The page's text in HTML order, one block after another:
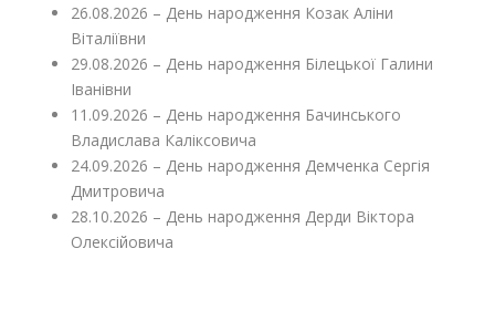
26.08.2026 – День народження Козак Аліни
Віталіївни
29.08.2026 – День народження Білецької Галини
Іванівни
11.09.2026 – День народження Бачинського
Владислава Каліксовича
24.09.2026 – День народження Демченка Сергія
Дмитровича
28.10.2026 – День народження Дерди Віктора
Олексійовича